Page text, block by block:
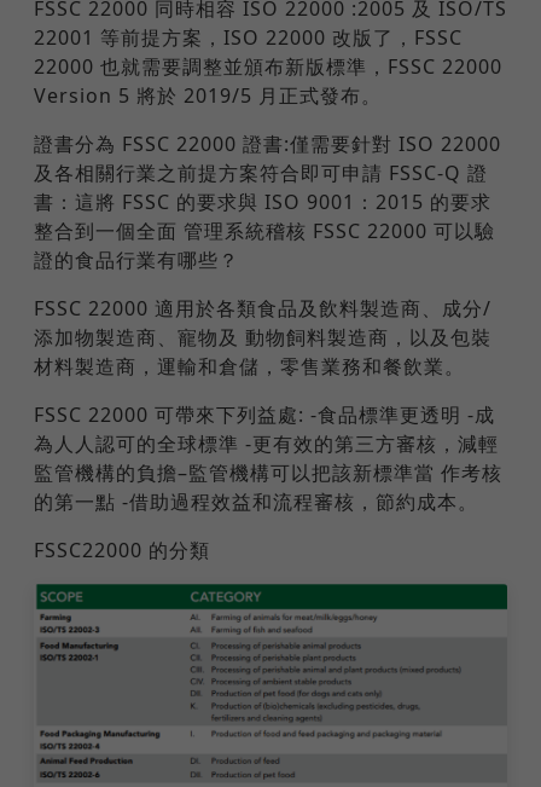
FSSC 22000 同時相容 ISO 22000 :2005 及 ISO/TS
22001 等前提方案，ISO 22000 改版了，FSSC
22000 也就需要調整並頒布新版標準，FSSC 22000
Version 5 將於 2019/5 月正式發布。
證書分為 FSSC 22000 證書:僅需要針對 ISO 22000
及各相關行業之前提方案符合即可申請 FSSC-Q 證
書：這將 FSSC 的要求與 ISO 9001：2015 的要求
整合到一個全面 管理系統稽核 FSSC 22000 可以驗
證的食品行業有哪些？
FSSC 22000 適用於各類食品及飲料製造商、成分/
添加物製造商、寵物及 動物飼料製造商，以及包裝
材料製造商，運輸和倉儲，零售業務和餐飲業。
FSSC 22000 可帶來下列益處: -食品標準更透明 -成
為人人認可的全球標準 -更有效的第三方審核，減輕
監管機構的負擔–監管機構可以把該新標準當 作考核
的第一點 -借助過程效益和流程審核，節約成本。
FSSC22000 的分類